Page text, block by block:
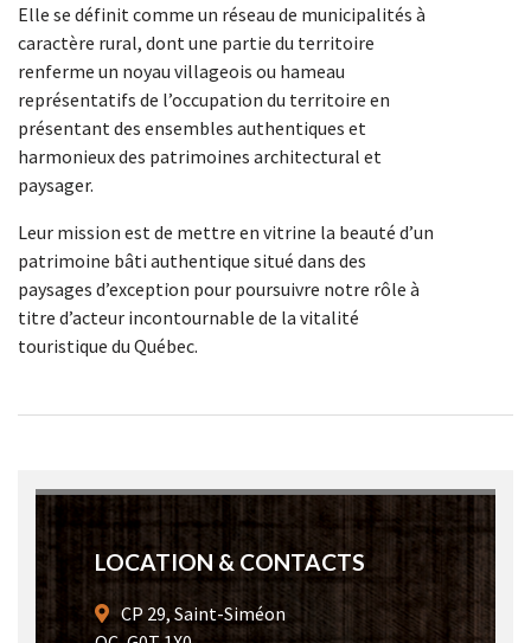
Elle se définit comme un réseau de municipalités à
caractère rural, dont une partie du territoire
renferme un noyau villageois ou hameau
représentatifs de l’occupation du territoire en
présentant des ensembles authentiques et
harmonieux des patrimoines architectural et
paysager.
Leur mission est de mettre en vitrine la beauté d’un
patrimoine bâti authentique situé dans des
paysages d’exception pour poursuivre notre rôle à
titre d’acteur incontournable de la vitalité
touristique du Québec.
LOCATION & CONTACTS
CP 29, Saint-Siméon
fonctionnement
du site Web. Les
cookies pour
des fins sont
utilisés afin que
nous puissions
améliorer la
fonctionnalité
du site Web, en
fonction de la
façon dont le
site Web est
utilisé. Les
données
Experience
Afin que notre
site Web
fonctionne
aussi bien que
possible lors
de votre visite.